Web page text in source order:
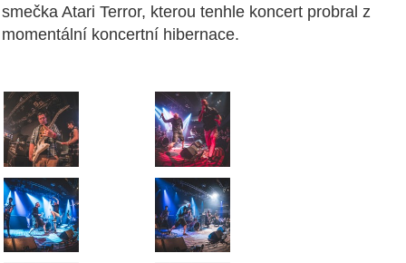
smečka Atari Terror, kterou tenhle koncert probral z
momentální koncertní hibernace.